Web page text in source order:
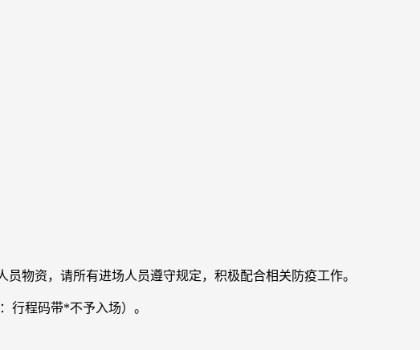
物资，请所有进场人员遵守规定，积极配合相关防疫工作。
行程码带*不予入场）。